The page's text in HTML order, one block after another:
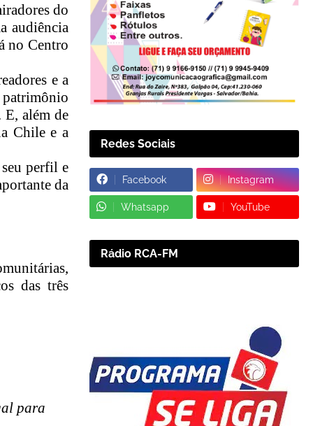
do
audiência
no Centro
e a
E, além de
Chile e a
perfil e
da
das três
para
Redes Sociais
Facebook Instagram
Whatsapp YouTube
Rádio RCA-FM